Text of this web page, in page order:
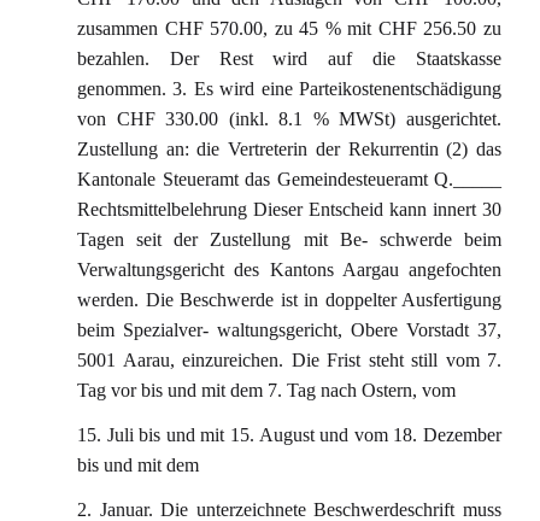
zusammen CHF 570.00, zu 45 % mit CHF 256.50 zu
bezahlen. Der Rest wird auf die Staatskasse
genommen. 3. Es wird eine Parteikostenentschädigung
von CHF 330.00 (inkl. 8.1 % MWSt) ausgerichtet.
Zustellung an: die Vertreterin der Rekurrentin (2) das
Kantonale Steueramt das Gemeindesteueramt Q._____
Rechtsmittelbelehrung Dieser Entscheid kann innert 30
Tagen seit der Zustellung mit Be- schwerde beim
Verwaltungsgericht des Kantons Aargau angefochten
werden. Die Beschwerde ist in doppelter Ausfertigung
beim Spezialver- waltungsgericht, Obere Vorstadt 37,
5001 Aarau, einzureichen. Die Frist steht still vom 7.
Tag vor bis und mit dem 7. Tag nach Ostern, vom
15. Juli bis und mit 15. August und vom 18. Dezember
bis und mit dem
2. Januar. Die unterzeichnete Beschwerdeschrift muss